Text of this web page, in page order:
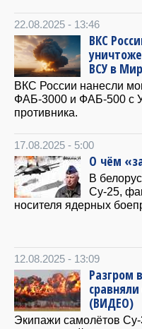
22.08.2025 - 13:46
ВКС
ВСУ в
ВКС России нанесли
ФАБ-3000 и ФАБ-500 с
противника.
17.08.2025 - 5:00
О чём
В
Су-25,
носителя ядерных
12.08.2025 - 13:09
Разгром
(ВИДЕО)
Экипажи самолётов